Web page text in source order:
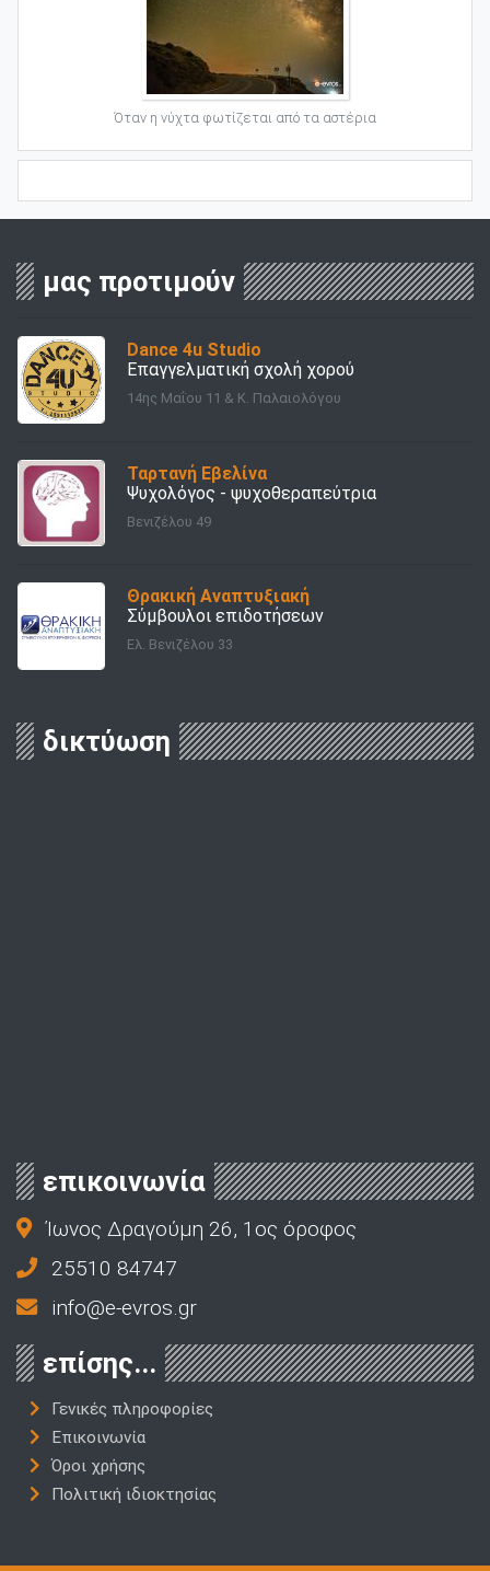
Όταν η νύχτα φωτίζεται από τα αστέρια
μας προτιμούν
Dance 4u Studio
Επαγγελματική σχολή χορού
14ης Μαΐου 11 & Κ. Παλαιολόγου
Ταρτανή Εβελίνα
Ψυχολόγος - ψυχοθεραπεύτρια
Βενιζέλου 49
Θρακική Αναπτυξιακή
Σύμβουλοι επιδοτήσεων
Ελ. Βενιζέλου 33
δικτύωση
επικοινωνία
Ίωνος Δραγούμη 26, 1ος όροφος
25510 84747
info@e-evros.gr
επίσης...
Γενικές πληροφορίες
Επικοινωνία
Όροι χρήσης
Πολιτική ιδιοκτησίας